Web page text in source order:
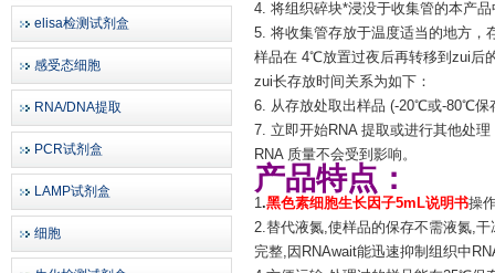
elisa检测试剂盒
感受态细胞
RNA/DNA提取
PCR试剂盒
LAMP试剂盒
细胞
4. 将组织碎块*浸没于收集管的本产品
5. 将收集管存放于温度适当的地方
样品在 4℃放置过夜后再转移到zui后
zui长存放时间关系为如下：
6. 从存放处取出样品 (-20℃或-80℃保
7. 立即开始RNA 提取或进行其他处
RNA 质量不会受到影响。
产品特点：
1.黑色素细胞生长因子5mL说明书操
2.替代液氮,使样品的保存不需液氮,
完整,因RNAwait能迅速抑制组织中